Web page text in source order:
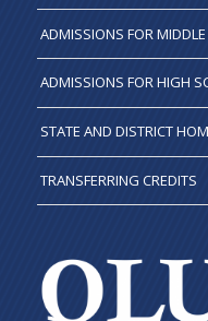
ADMISSIONS FOR MIDDLE
ADMISSIONS FOR HIGH
STATE AND DISTRICT
TRANSFERRING CREDITS